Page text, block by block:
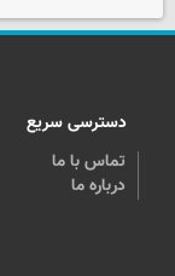
دسترسی سریع
تماس با ما
درباره ما